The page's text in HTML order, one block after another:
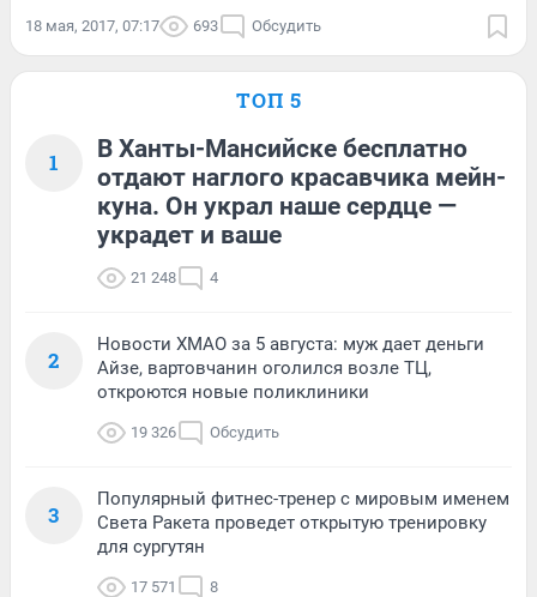
18 мая, 2017, 07:17 693 Обсудить
ТОП 5
1
В Ханты-Мансийске бесплатно
отдают наглого красавчика мейн-
куна. Он украл наше сердце —
украдет и ваше
21 248 4
2
Новости ХМАО за 5 августа: муж дает деньги
Айзе, вартовчанин оголился возле ТЦ,
откроются новые поликлиники
19 326 Обсудить
3
Популярный фитнес-тренер с мировым именем
Света Ракета проведет открытую тренировку
для сургутян
17 571 8